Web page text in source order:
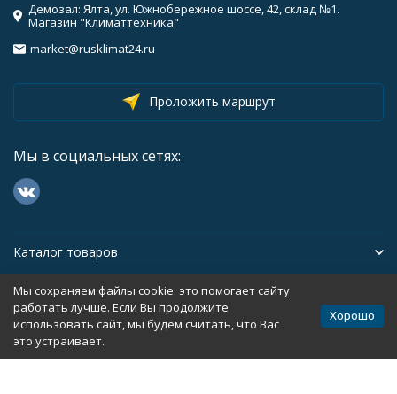
Демозал: Ялта, ул. Южнобережное шоссе, 42, склад №1.
Магазин "Климаттехника"
market@rusklimat24.ru
Проложить маршрут
Мы в социальных сетях:
Каталог товаров
Помощь
Политика персональных данных
Мы сохраняем файлы cookie: это помогает сайту
работать лучше. Если Вы продолжите
использовать сайт, мы будем считать, что Вас
это устраивает.
Хорошо